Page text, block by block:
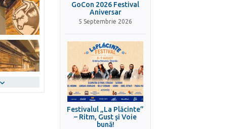
GoCon 2026 Festival
Aniversar
5 Septembrie 2026
Festivalul „La Plăcinte”
– Ritm, Gust și Voie
bună!